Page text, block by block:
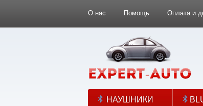
О нас Помощь Оплата и
НАУШНИКИ